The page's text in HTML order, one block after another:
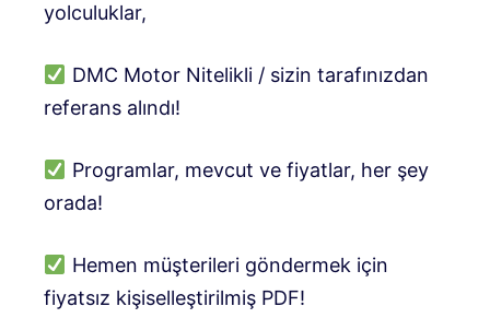
yolculuklar,
DMC Motor Nitelikli / sizin tarafınızdan
referans alındı!
Programlar, mevcut ve fiyatlar, her şey
orada!
Hemen müşterileri göndermek için
fiyatsız kişiselleştirilmiş PDF!